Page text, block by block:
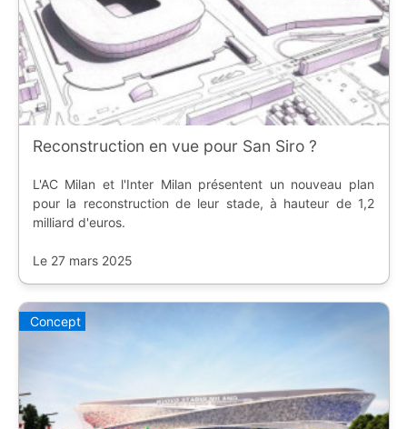
Reconstruction en vue pour San Siro ?
L'AC Milan et l'Inter Milan présentent un nouveau plan
pour la reconstruction de leur stade, à hauteur de 1,2
milliard d'euros.
Le 27 mars 2025
Concept